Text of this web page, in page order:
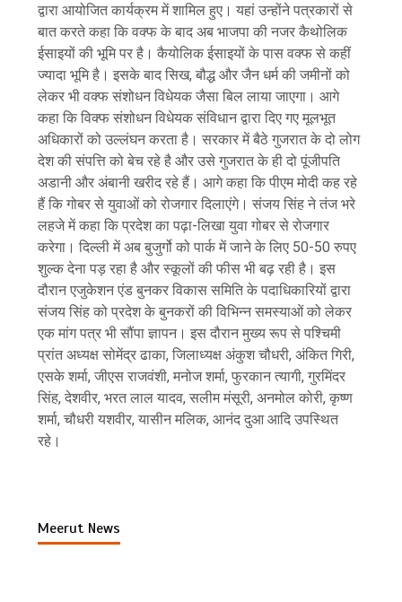
द्वारा आयोजित कार्यक्रम में शामिल हुए। यहां उन्होंने पत्रकारों से
बात करते कहा कि वक्फ के बाद अब भाजपा की नजर कैथोलिक
ईसाइयों की भूमि पर है। कैयोलिक ईसाइयों के पास वक्फ से कहीं
ज्यादा भूमि है। इसके बाद सिख, बौद्ध और जैन धर्म की जमीनों को
लेकर भी वक्फ संशोधन विधेयक जैसा बिल लाया जाएगा। आगे
कहा कि विक्फ संशोधन विधेयक संविधान द्वारा दिए गए मूलभूत
अधिकारों को उल्लंघन करता है। सरकार में बैठे गुजरात के दो लोग
देश की संपत्ति को बेच रहे है और उसे गुजरात के ही दो पूंजीपति
अडानी और अंबानी खरीद रहे हैं। आगे कहा कि पीएम मोदी कह रहे
हैं कि गोबर से युवाओं को रोजगार दिलाएंगे। संजय सिंह ने तंज भरे
लहजे में कहा कि प्रदेश का पढ़ा-लिखा युवा गोबर से रोजगार
करेगा। दिल्ली में अब बुजुर्गो को पार्क में जाने के लिए 50-50 रुपए
शुल्क देना पड़ रहा है और स्कूलों की फीस भी बढ़ रही है। इस
दौरान एजुकेशन एंड बुनकर विकास समिति के पदाधिकारियों द्वारा
संजय सिंह को प्रदेश के बुनकरों की विभिन्न समस्याओं को लेकर
एक मांग पत्र भी सौंपा ज्ञापन। इस दौरान मुख्य रूप से पश्चिमी
प्रांत अध्यक्ष सोमेंद्र ढाका, जिलाध्यक्ष अंकुश चौधरी, अंकित गिरी,
एसके शर्मा, जीएस राजवंशी, मनोज शर्मा, फुरकान त्यागी, गुरमिंदर
सिंह, देशवीर, भरत लाल यादव, सलीम मंसूरी, अनमोल कोरी, कृष्ण
शर्मा, चौधरी यशवीर, यासीन मलिक, आनंद दुआ आदि उपस्थित
रहे।
Meerut News